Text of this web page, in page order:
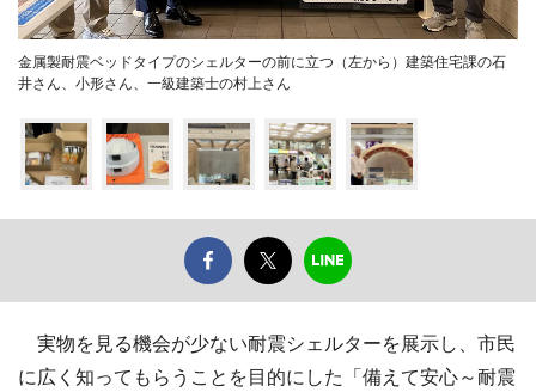
金属製耐震ベッドタイプのシェルターの前に立つ（左から）建築住宅課の石
井さん、小形さん、一級建築士の村上さん
実物を見る機会が少ない耐震シェルターを展示し、市民
に広く知ってもらうことを目的にした「備えて安心～耐震